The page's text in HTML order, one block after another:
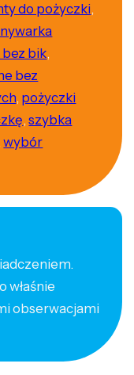
do pożyczki,
bik,
bez
, pożyczki
,szybka
wybór
właśnie
obserwacjami